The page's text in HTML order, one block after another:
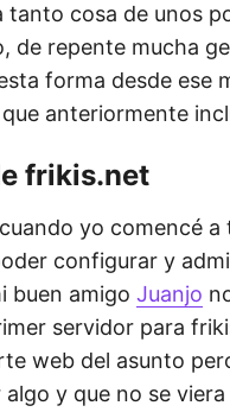
tanto cosa de unos
de repente mucha
forma desde ese
anteriormente
frikis.net
yo comencé
configurar y
buen amigo Juanjo
servidor para
web del asunto
y que no se